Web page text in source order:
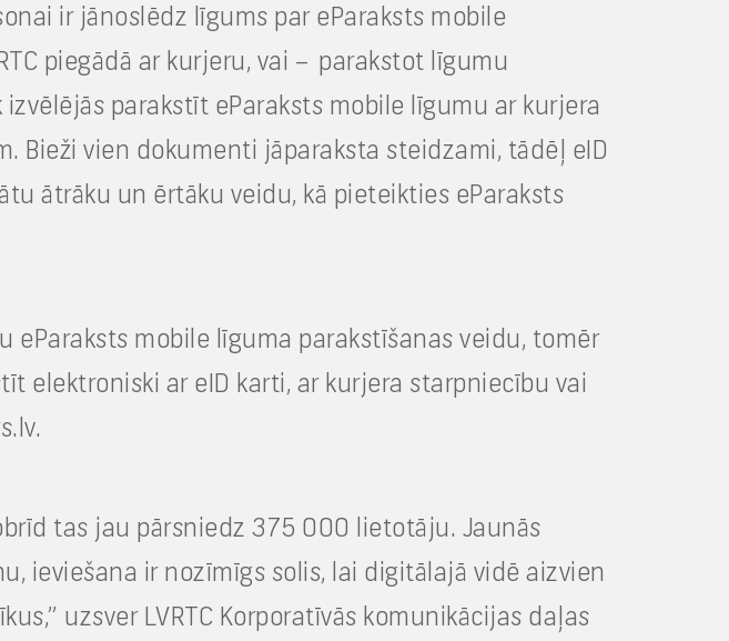
ir jānoslēdz līgums par eParaksts mobile
piegādā ar kurjeru, vai – parakstot līgumu
parakstīt eParaksts mobile līgumu ar kurjera
Bieži vien dokumenti jāparaksta steidzami, tādēļ eID
ātrāku un ērtāku veidu, kā pieteikties eParaksts
eParaksts mobile līguma parakstīšanas veidu, tomēr
elektroniski ar eID karti, ar kurjera starpniecību vai
tas jau pārsniedz 375 000 lietotāju. Jaunās
ieviešana ir nozīmīgs solis, lai digitālajā vidē aizvien
uzsver LVRTC Korporatīvās komunikācijas daļas